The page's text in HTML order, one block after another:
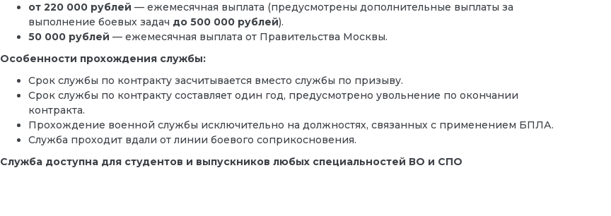
от 220 000 рублей — ежемесячная выплата (предусмотрены дополнительные выплаты за
выполнение боевых задач до 500 000 рублей).
50 000 рублей — ежемесячная выплата от Правительства Москвы.
Особенности прохождения службы:
Срок службы по контракту засчитывается вместо службы по призыву.
Срок службы по контракту составляет один год, предусмотрено увольнение по окончании
контракта.
Прохождение военной службы исключительно на должностях, связанных с применением БПЛА.
Служба проходит вдали от линии боевого соприкосновения.
Служба доступна для студентов и выпускников любых специальностей ВО и СПО